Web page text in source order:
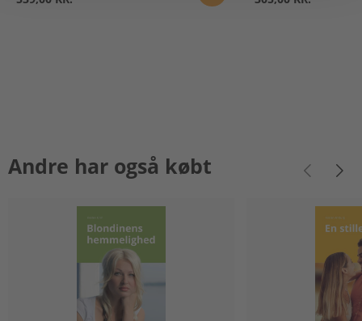
Andre har også købt